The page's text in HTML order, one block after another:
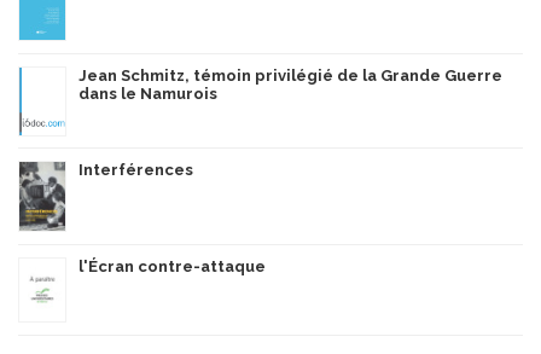
Jean Schmitz, témoin privilégié de la Grande Guerre
dans le Namurois
Interférences
l'Écran contre-attaque